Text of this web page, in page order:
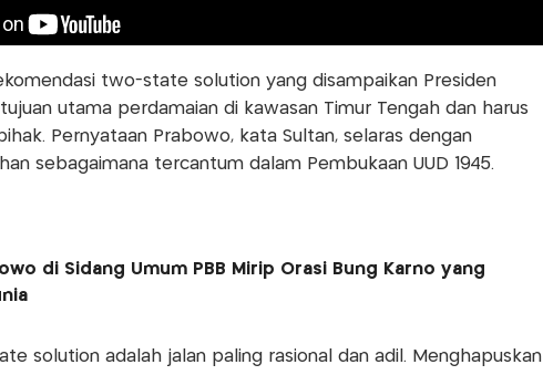
two-state solution yang disampaikan Presiden
utama perdamaian di kawasan Timur Tengah dan harus
Pernyataan Prabowo, kata Sultan, selaras dengan
sebagaimana tercantum dalam Pembukaan UUD 1945.
di Sidang Umum PBB Mirip Orasi Bung Karno yang
solution adalah jalan paling rasional dan adil. Menghapuskan